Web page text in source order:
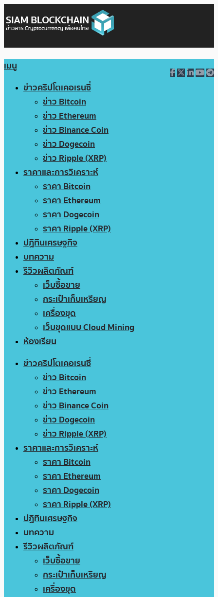
เมนู
ข่าวคริปโตเคอเรนซี่
ข่าว Bitcoin
ข่าว Ethereum
ข่าว Binance Coin
ข่าว Dogecoin
ข่าว Ripple (XRP)
ราคาและการวิเคราะห์
ราคา Bitcoin
ราคา Ethereum
ราคา Dogecoin
ราคา Ripple (XRP)
ปฏิทินเศรษฐกิจ
บทความ
รีวิวผลิตภัณฑ์
เว็บซื้อขาย
กระเป๋าเก็บเหรียญ
เครื่องขุด
เว็บขุดแบบ Cloud Mining
ห้องเรียน
ข่าวคริปโตเคอเรนซี่
ข่าว Bitcoin
ข่าว Ethereum
ข่าว Binance Coin
ข่าว Dogecoin
ข่าว Ripple (XRP)
ราคาและการวิเคราะห์
ราคา Bitcoin
ราคา Ethereum
ราคา Dogecoin
ราคา Ripple (XRP)
ปฏิทินเศรษฐกิจ
บทความ
รีวิวผลิตภัณฑ์
เว็บซื้อขาย
กระเป๋าเก็บเหรียญ
เครื่องขุด